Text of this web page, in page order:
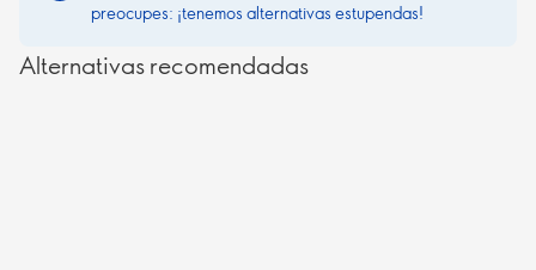
preocupes: ¡tenemos alternativas estupendas!
Alternativas recomendadas